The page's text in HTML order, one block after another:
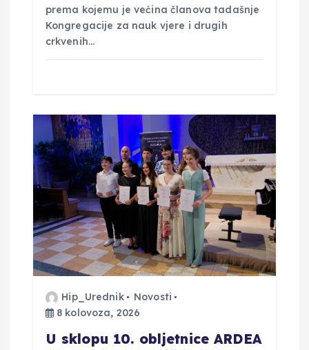
prema kojemu je većina članova tadašnje
Kongregacije za nauk vjere i drugih
crkvenih…
Hip_Urednik
Novosti
8 kolovoza, 2026
U sklopu 10. obljetnice ARDEA